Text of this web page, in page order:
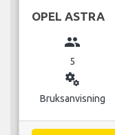
OPEL ASTRA
group
5
miscellaneous_services
Bruksanvisning